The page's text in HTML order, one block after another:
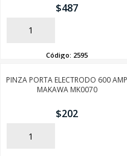
$487
AÑADIR
Código: 2595
PINZA PORTA ELECTRODO 600 AMP
MAKAWA MK0070
$202
AÑADIR